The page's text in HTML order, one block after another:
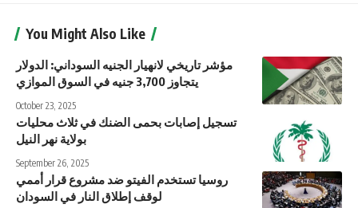
You Might Also Like
مؤشر تاريخي لانهيار الجنيه السوداني: الدولار
يتجاوز 3,700 جنيه في السوق الموازي
October 23, 2025
تسجيل إصابات بحمى الضنك في ثلاث محليات
بولاية نهر النيل
September 26, 2025
روسيا تستخدم الفيتو ضد مشروع قرار أممي
لوقف إطلاق النار في السودان